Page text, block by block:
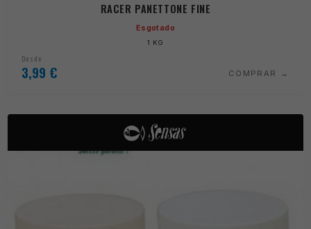
RACER PANETTONE FINE
Esgotado
1 KG
Desde
3,99 € COMPRAR